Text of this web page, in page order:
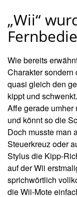
den Bildschirm
jederzeit den A-
Versucht Euch
nun mit Hilfe eures
aus, reagiert das
dadurch
Inseloberfläche.
neigt, desto
so, als würdet ihr
eine Kugel
dirigieren müsst.
wirkende Lage der
können sie trotz
ausführen, um